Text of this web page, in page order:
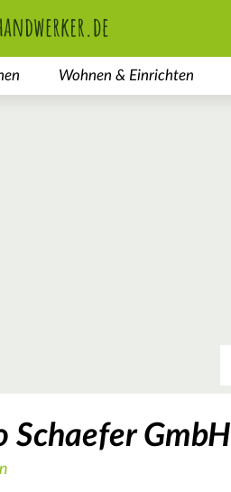
Wohnen & Einrichten
Schaefer GmbH